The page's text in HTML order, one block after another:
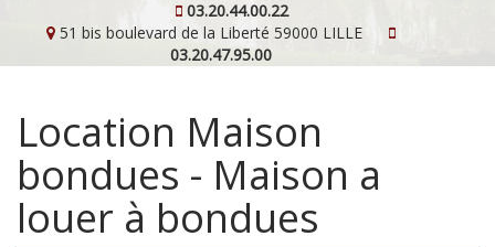
03.20.44.00.22
51 bis boulevard de la Liberté 59000 LILLE
03.20.47.95.00
Location Maison
bondues - Maison a
louer à bondues